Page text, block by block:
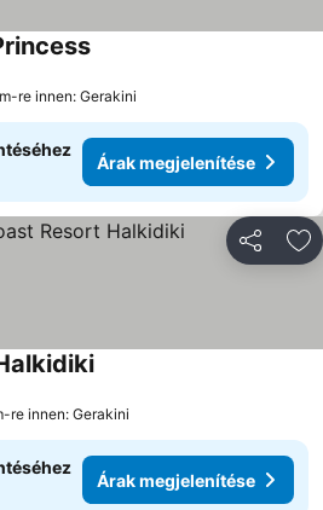
Árak megjelenítése
re innen: Gerakini
Árak megjelenítése
Árak megjelenítése
re innen: Gerakini
Árak megjelenítése